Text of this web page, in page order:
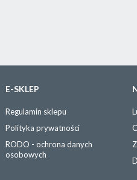
E-SKLEP
Regulamin sklepu
Polityka prywatności
RODO - ochrona danych
osobowych